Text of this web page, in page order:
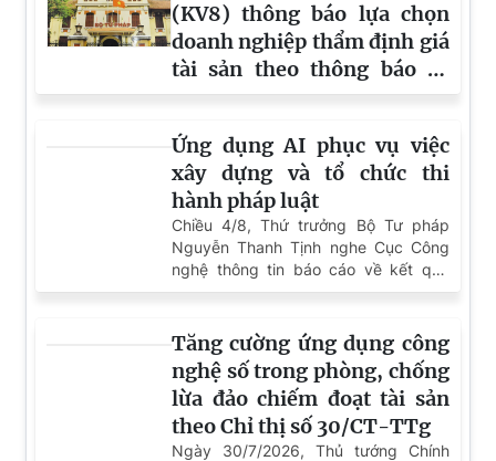
(KV8) thông báo lựa chọn
doanh nghiệp thẩm định giá
tài sản theo thông báo số
1579/TB-THADS.KV8 ngày
Ứng dụng AI phục vụ việc
xây dựng và tổ chức thi
hành pháp luật
Chiều 4/8, Thứ trưởng Bộ Tư pháp
Nguyễn Thanh Tịnh nghe Cục Công
nghệ thông tin báo cáo về kết quả
làm việc với các Bộ đối với Đề án Xây
và Đề án Ứng dụng trí tuệ nhân tạo
trong xây dựng và tổ chức thi hành
pháp luật trình Thủ tướng Chính phủ.
Tăng cường ứng dụng công
nghệ số trong phòng, chống
lừa đảo chiếm đoạt tài sản
theo Chỉ thị số 30/CT-TTg
Ngày 30/7/2026, Thủ tướng Chính